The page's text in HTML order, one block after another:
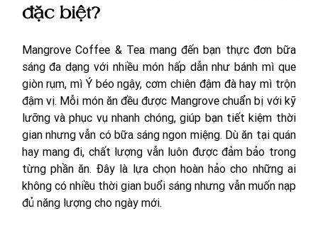
đặc biệt?
Mangrove Coffee & Tea mang đến bạn thực đơn bữa
sáng đa dạng với nhiều món hấp dẫn như bánh mì que
giòn rụm, mì Ý béo ngậy, cơm chiên đậm đà hay mì trộn
đậm vị. Mỗi món ăn đều được Mangrove chuẩn bị với kỹ
lưỡng và phục vụ nhanh chóng, giúp bạn tiết kiệm thời
gian nhưng vẫn có bữa sáng ngon miệng. Dù ăn tại quán
hay mang đi, chất lượng vẫn luôn được đảm bảo trong
từng phần ăn. Đây là lựa chọn hoàn hảo cho những ai
không có nhiều thời gian buổi sáng nhưng vẫn muốn nạp
đủ năng lượng cho ngày mới.